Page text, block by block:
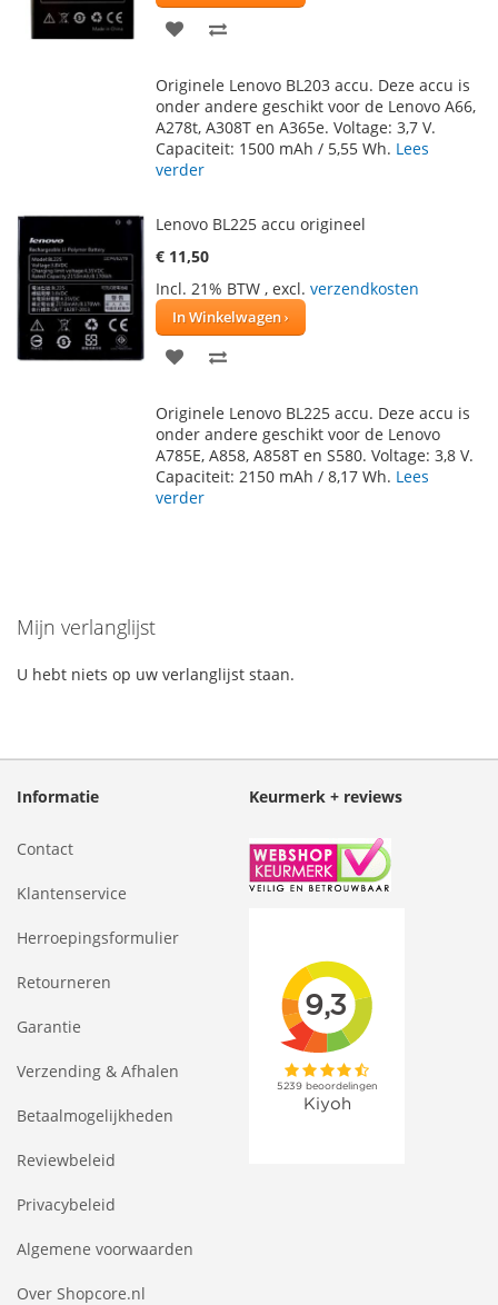
VOEG
AAN
VERLANGLIJST
TE
VERGELIJKEN
Originele Lenovo BL203 accu. Deze accu is
onder andere geschikt voor de Lenovo A66,
A278t, A308T en A365e. Voltage: 3,7 V.
Capaciteit: 1500 mAh / 5,55 Wh. Lees
verder
Lenovo BL225 accu origineel
€ 11,50
Incl. 21% BTW , excl. verzendkosten
In Winkelwagen
VOEG
AAN
VERLANGLIJST
TE
VERGELIJKEN
Originele Lenovo BL225 accu. Deze accu is
onder andere geschikt voor de Lenovo
A785E, A858, A858T en S580. Voltage: 3,8 V.
Capaciteit: 2150 mAh / 8,17 Wh. Lees
verder
Mijn verlanglijst
U hebt niets op uw verlanglijst staan.
Informatie
Contact
Klantenservice
Herroepingsformulier
Retourneren
Garantie
Verzending & Afhalen
Betaalmogelijkheden
Reviewbeleid
Privacybeleid
Algemene voorwaarden
Over Shopcore.nl
Keurmerk + reviews